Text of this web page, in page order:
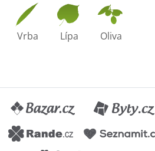
Vrba Lípa Oliva